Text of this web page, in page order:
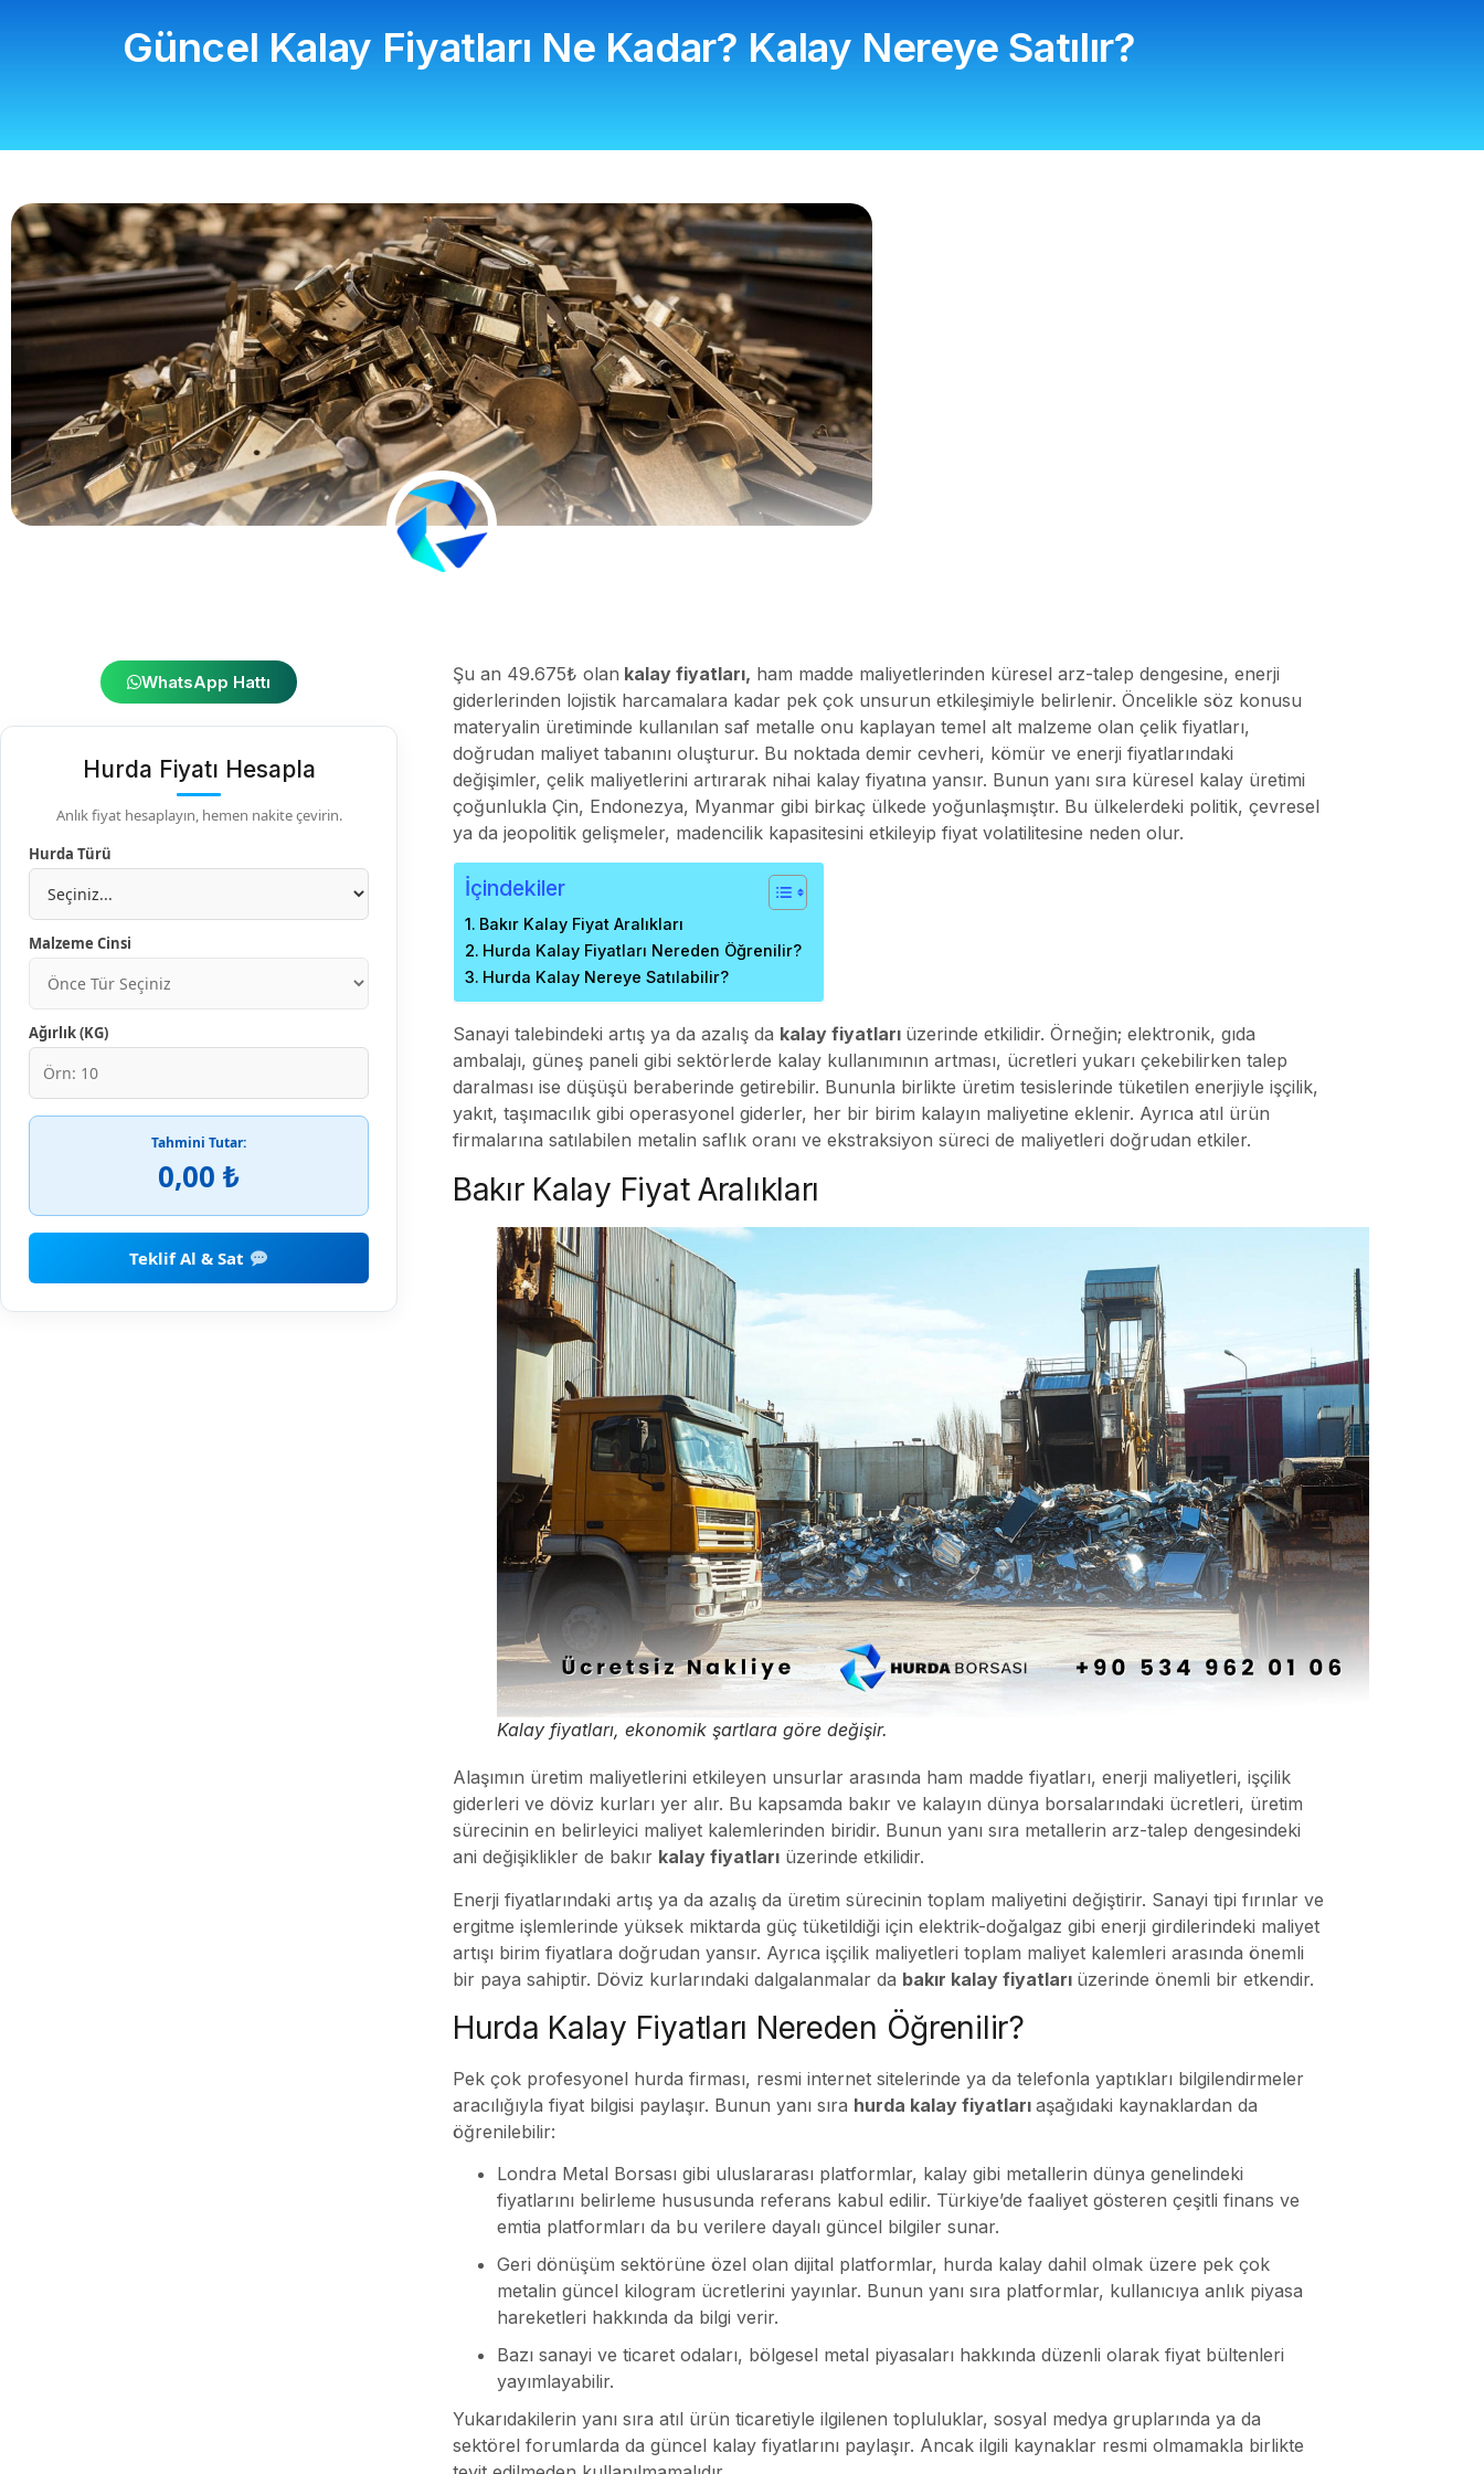
Güncel Kalay Fiyatları Ne Kadar? Kalay Nereye Satılır?
WhatsApp Hattı
Hurda Fiyatı Hesapla
Anlık fiyat hesaplayın, hemen nakite çevirin.
Hurda Türü
Malzeme Cinsi
Ağırlık (KG)
Tahmini Tutar:
0,00 ₺
Teklif Al & Sat
Şu an 49.675₺ olan kalay fiyatları, ham madde maliyetlerinden küresel arz-talep dengesine, enerji
giderlerinden lojistik harcamalara kadar pek çok unsurun etkileşimiyle belirlenir. Öncelikle söz konusu
materyalin üretiminde kullanılan saf metalle onu kaplayan temel alt malzeme olan çelik fiyatları,
doğrudan maliyet tabanını oluşturur. Bu noktada demir cevheri, kömür ve enerji fiyatlarındaki
değişimler, çelik maliyetlerini artırarak nihai kalay fiyatına yansır. Bunun yanı sıra küresel kalay üretimi
çoğunlukla Çin, Endonezya, Myanmar gibi birkaç ülkede yoğunlaşmıştır. Bu ülkelerdeki politik, çevresel
ya da jeopolitik gelişmeler, madencilik kapasitesini etkileyip fiyat volatilitesine neden olur.
İçindekiler
Bakır Kalay Fiyat Aralıkları
Hurda Kalay Fiyatları Nereden Öğrenilir?
Hurda Kalay Nereye Satılabilir?
Sanayi talebindeki artış ya da azalış da kalay fiyatları üzerinde etkilidir. Örneğin; elektronik, gıda
ambalajı, güneş paneli gibi sektörlerde kalay kullanımının artması, ücretleri yukarı çekebilirken talep
daralması ise düşüşü beraberinde getirebilir. Bununla birlikte üretim tesislerinde tüketilen enerjiyle işçilik,
yakıt, taşımacılık gibi operasyonel giderler, her bir birim kalayın maliyetine eklenir. Ayrıca atıl ürün
firmalarına satılabilen metalin saflık oranı ve ekstraksiyon süreci de maliyetleri doğrudan etkiler.
Bakır Kalay Fiyat Aralıkları
Kalay fiyatları, ekonomik şartlara göre değişir.
Alaşımın üretim maliyetlerini etkileyen unsurlar arasında ham madde fiyatları, enerji maliyetleri, işçilik
giderleri ve döviz kurları yer alır. Bu kapsamda bakır ve kalayın dünya borsalarındaki ücretleri, üretim
sürecinin en belirleyici maliyet kalemlerinden biridir. Bunun yanı sıra metallerin arz-talep dengesindeki
ani değişiklikler de bakır kalay fiyatları üzerinde etkilidir.
Enerji fiyatlarındaki artış ya da azalış da üretim sürecinin toplam maliyetini değiştirir. Sanayi tipi fırınlar ve
ergitme işlemlerinde yüksek miktarda güç tüketildiği için elektrik-doğalgaz gibi enerji girdilerindeki maliyet
artışı birim fiyatlara doğrudan yansır. Ayrıca işçilik maliyetleri toplam maliyet kalemleri arasında önemli
bir paya sahiptir. Döviz kurlarındaki dalgalanmalar da bakır kalay fiyatları üzerinde önemli bir etkendir.
Hurda Kalay Fiyatları Nereden Öğrenilir?
Pek çok profesyonel hurda firması, resmi internet sitelerinde ya da telefonla yaptıkları bilgilendirmeler
aracılığıyla fiyat bilgisi paylaşır. Bunun yanı sıra hurda kalay fiyatları aşağıdaki kaynaklardan da
öğrenilebilir:
Londra Metal Borsası gibi uluslararası platformlar, kalay gibi metallerin dünya genelindeki
fiyatlarını belirleme hususunda referans kabul edilir. Türkiye’de faaliyet gösteren çeşitli finans ve
emtia platformları da bu verilere dayalı güncel bilgiler sunar.
Geri dönüşüm sektörüne özel olan dijital platformlar, hurda kalay dahil olmak üzere pek çok
metalin güncel kilogram ücretlerini yayınlar. Bunun yanı sıra platformlar, kullanıcıya anlık piyasa
hareketleri hakkında da bilgi verir.
Bazı sanayi ve ticaret odaları, bölgesel metal piyasaları hakkında düzenli olarak fiyat bültenleri
yayımlayabilir.
Yukarıdakilerin yanı sıra atıl ürün ticaretiyle ilgilenen topluluklar, sosyal medya gruplarında ya da
sektörel forumlarda da güncel kalay fiyatlarını paylaşır. Ancak ilgili kaynaklar resmi olmamakla birlikte